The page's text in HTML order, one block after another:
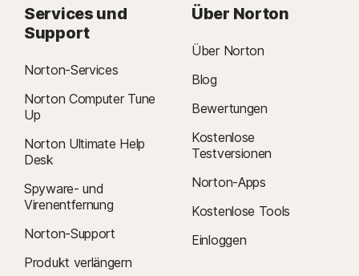
Services und
Support
Norton-Services
Norton Computer Tune
Up
Norton Ultimate Help
Desk
Spyware- und
Virenentfernung
Norton-Support
Produkt verlängern
Über Norton
Über Norton
Blog
Bewertungen
Kostenlose
Testversionen
Norton-Apps
Kostenlose Tools
Einloggen